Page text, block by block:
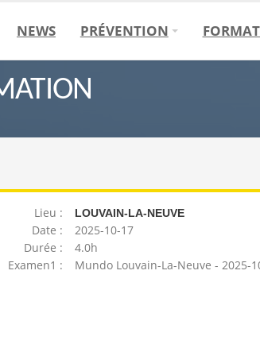
NEWS PRÉVENTION
Lieu :
Date :
Durée :
Examen1 :
LOUVAIN-LA-NEUVE
2025-10-17
4.0h
Mundo Louvain-La-Neuve - 2025-